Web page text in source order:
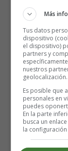
Mejora
La propiedad
desencadena
a la
Más
Tus datos
dispositivo
el dispositivo)
partners y
nuestros
geolocalización.
Es posible que
personales en
puedes
En la parte
busca un
la